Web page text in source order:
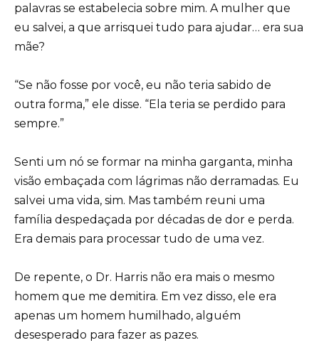
palavras se estabelecia sobre mim. A mulher que
eu salvei, a que arrisquei tudo para ajudar… era sua
mãe?
“Se não fosse por você, eu não teria sabido de
outra forma,” ele disse. “Ela teria se perdido para
sempre.”
Senti um nó se formar na minha garganta, minha
visão embaçada com lágrimas não derramadas. Eu
salvei uma vida, sim. Mas também reuni uma
família despedaçada por décadas de dor e perda.
Era demais para processar tudo de uma vez.
De repente, o Dr. Harris não era mais o mesmo
homem que me demitira. Em vez disso, ele era
apenas um homem humilhado, alguém
desesperado para fazer as pazes.